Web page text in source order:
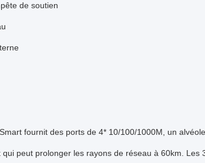
de soutien
fournit des ports de 4* 10/100/1000M, un
peut prolonger les rayons de réseau à 60km.